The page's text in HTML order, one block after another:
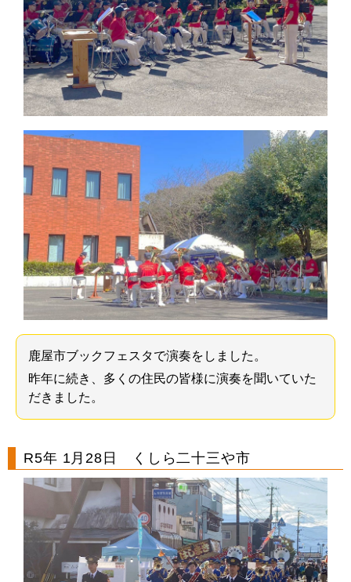
鹿屋市ブックフェスタで演奏をしました。
昨年に続き、多くの住民の皆様に演奏を聞いていた
だきました。
R5年 1月28日 くしら二十三や市